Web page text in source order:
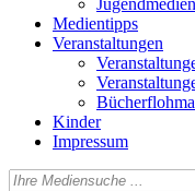
Jugendmedien
Medientipps
Veranstaltungen
Kinder
Impressum